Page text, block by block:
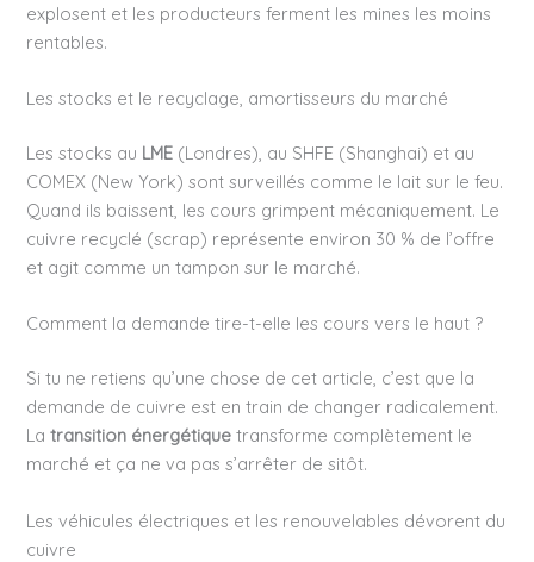
explosent et les producteurs ferment les mines les moins
rentables.
Les stocks et le recyclage, amortisseurs du marché
Les stocks au LME (Londres), au SHFE (Shanghai) et au
COMEX (New York) sont surveillés comme le lait sur le feu.
Quand ils baissent, les cours grimpent mécaniquement. Le
cuivre recyclé (scrap) représente environ 30 % de l’offre
et agit comme un tampon sur le marché.
Comment la demande tire-t-elle les cours vers le haut ?
Si tu ne retiens qu’une chose de cet article, c’est que la
demande de cuivre est en train de changer radicalement.
Latransition énergétique transforme complètement le
marché et ça ne va pas s’arrêter de sitôt.
Les véhicules électriques et les renouvelables dévorent du
cuivre